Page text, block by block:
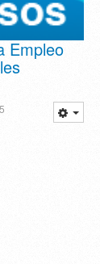
Empleo